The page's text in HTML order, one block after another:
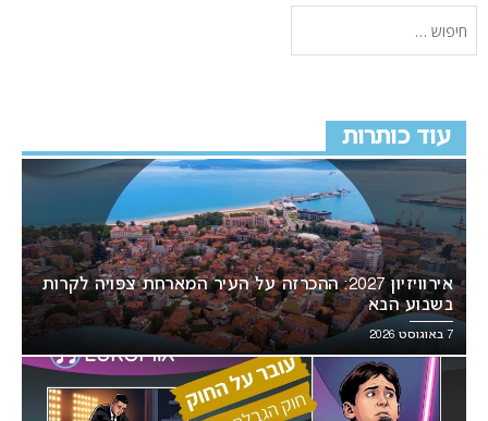
עוד כותרות
אירוויזיון 2027: ההכרזה על העיר המארחת צפויה לקרות
בשבוע הבא
7 באוגוסט 2026